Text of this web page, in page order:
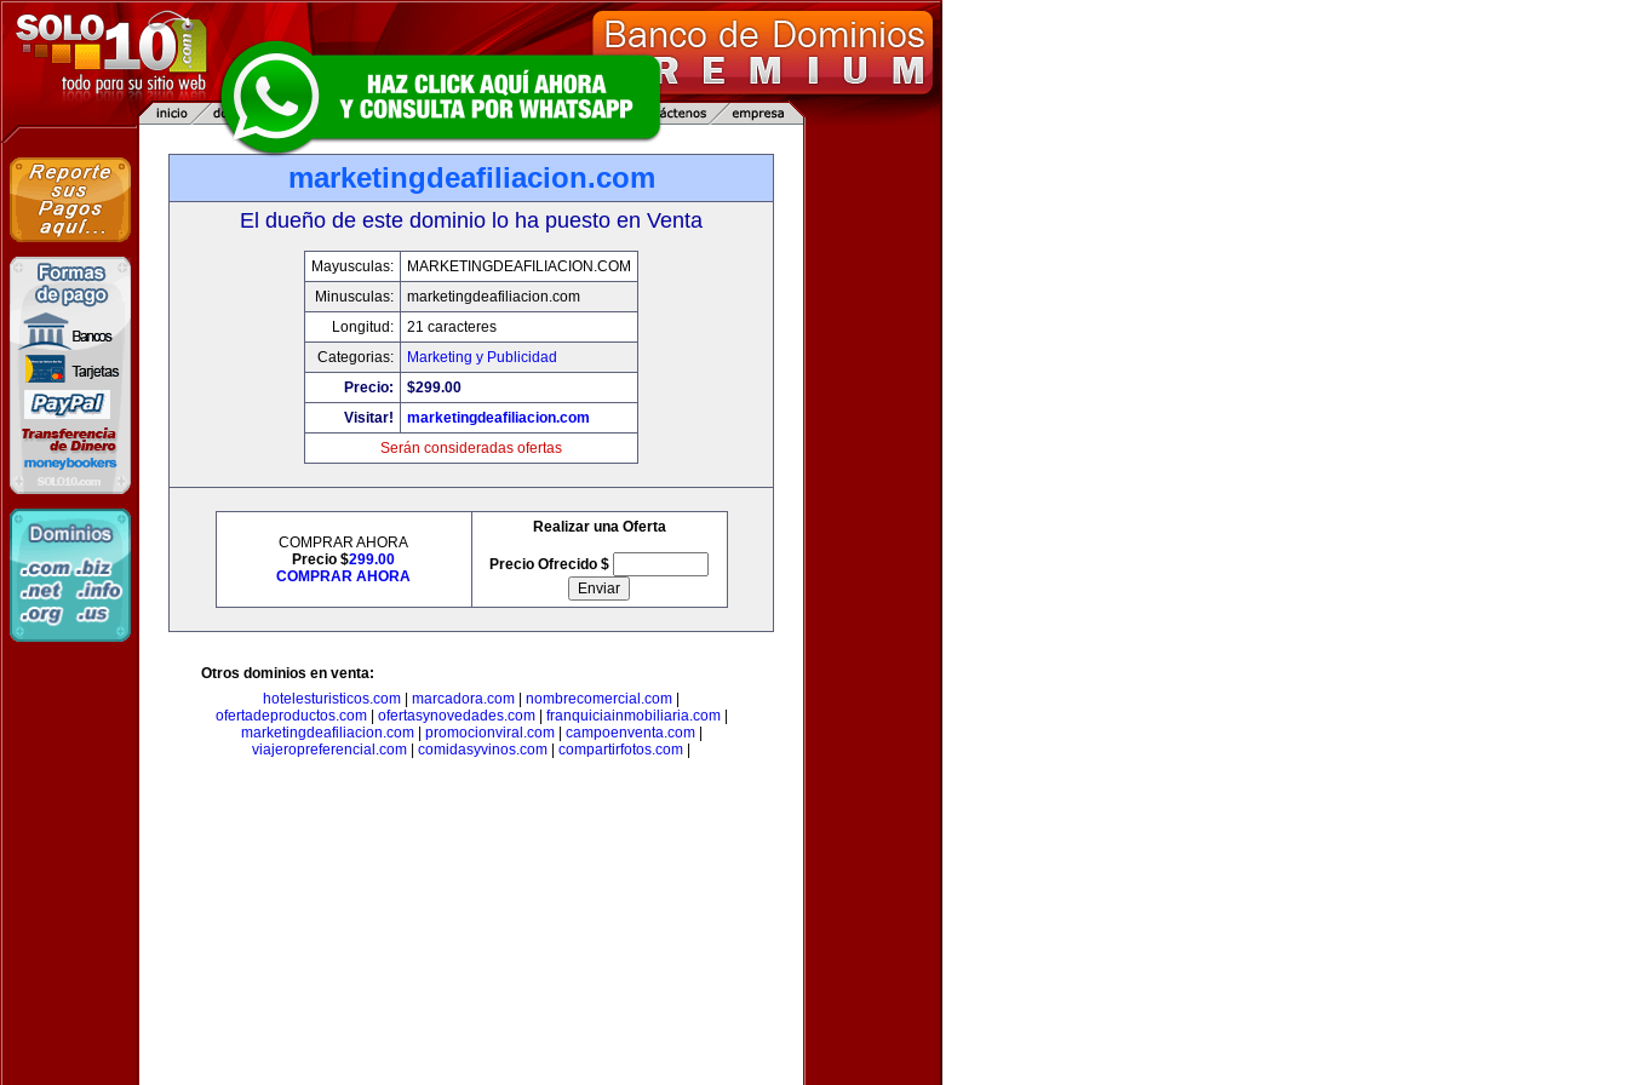
marketingdeafiliacion.com
El dueño de este dominio lo ha puesto en Venta
Mayusculas:
MARKETINGDEAFILIACION.COM
Minusculas:
marketingdeafiliacion.com
Longitud:
21 caracteres
Categorias:
Marketing y Publicidad
Precio:
$299.00
Visitar!
marketingdeafiliacion.com
Serán consideradas ofertas
COMPRAR AHORA
Precio $299.00
COMPRAR AHORA
Realizar una Oferta
Precio Ofrecido $
Otros dominios en venta:
hotelesturisticos.com
marcadora.com nombrecomercial.com
ofertadeproductos.com| ofertasynovedades.com| franquiciainmobiliaria.com|
marketingdeafiliacion.com| promocionviral.com| campoenventa.com|
viajeropreferencial.com
comidasyvinos.com compartirfotos.com